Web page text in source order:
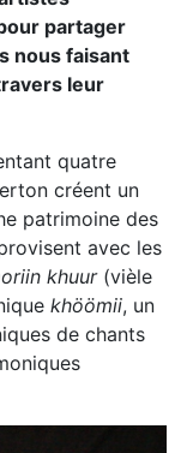
partager
nous faisant
leur
quatre
créent un
patrimoine des
avec les
khuur(vièle
khöömii, un
de chants